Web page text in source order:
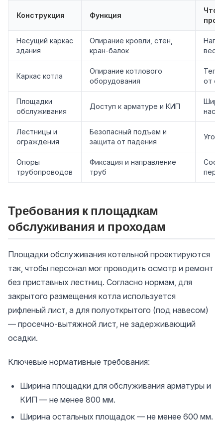
Конструкция Функция
Что
Несущий каркас
здания
Опирание кровли, стен,
кран-балок
Каркас котла
Опирание котлового
оборудования
от
Площадки
обслуживания
Доступ к арматуре и КИП
Лестницы и
ограждения
Безопасный подъем и
защита от падения
Угол
Опоры
трубопроводов
Фиксация и направление
труб
Требования к площадкам
обслуживания и проходам
Площадки обслуживания котельной проектируются
так, чтобы персонал мог проводить осмотр и ремонт
без приставных лестниц. Согласно нормам, для
закрытого размещения котла используется
рифленый лист, а для полуоткрытого (под навесом)
— просечно-вытяжной лист, не задерживающий
осадки.
Ключевые нормативные требования:
Ширина площадки для обслуживания арматуры и
КИП — не менее 800 мм.
Ширина остальных площадок — не менее 600 мм.